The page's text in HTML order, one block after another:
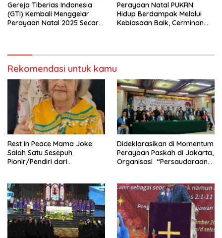
Gereja Tiberias Indonesia
(GTI) Kembali Menggelar
Perayaan Natal 2025 Secara
Perayaan Natal PUKRN:
Hidup Berdampak Melalui
Kebiasaan Baik, Cerminan
Rekomendasi untuk kamu
Rest In Peace Mama Joke:
Salah Satu Sesepuh
Pionir/Pendiri dari
Indonesia Jemaat Pancaran
Kasih Allah.
Dideklarasikan di Momentum
Perayaan Paskah di Jakarta,
Organisasi “Persaudaraan
Menjadi Wadah
Kebersamaan Lintas
Denominasi untuk
Menghimpun Potensi Warga
Gereja Diaspora untuk
Menjawab Tantangan Sosial